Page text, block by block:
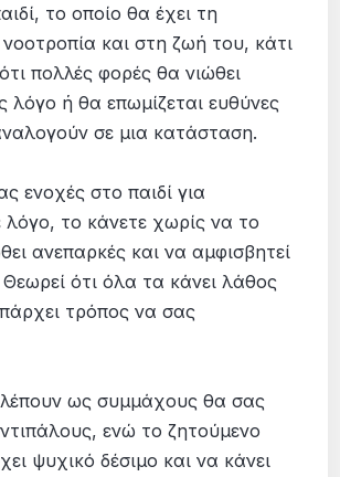
το οποίο θα έχει τη
νοοτροπία και στη ζωή του, κάτι
πολλές φορές θα νιώθει
ή θα επωμίζεται ευθύνες
σε μια κατάσταση.
ενοχές στο παιδί για
λόγο, το κάνετε χωρίς να το
ανεπαρκές και να αμφισβητεί
ότι όλα τα κάνει λάθος
τρόπος να σας
ως συμμάχους θα σας
ενώ το ζητούμενο
ψυχικό δέσιμο και να κάνει